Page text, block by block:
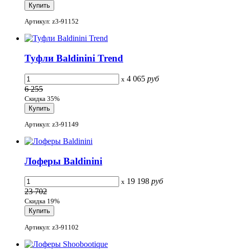
Артикул: z3-91152
Туфли Baldinini Trend
x 4 065 руб
6 255
Скидка 35%
Артикул: z3-91149
Лоферы Baldinini
x 19 198 руб
23 702
Скидка 19%
Артикул: z3-91102